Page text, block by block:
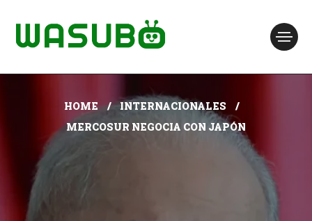
HOME
INTERNACIONALES
MERCOSUR NEGOCIA CON JAPÓN